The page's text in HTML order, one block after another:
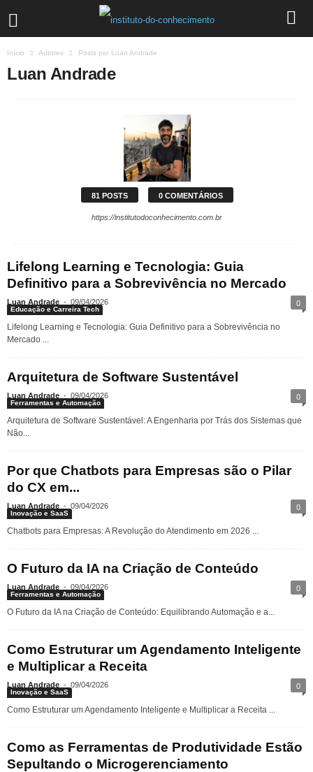
Início Autores Posts por Luan Andrade
Luan Andrade
81 POSTS 0 COMENTÁRIOS
https://institutodoconhecimento.com.br
Lifelong Learning e Tecnologia: Guia
Definitivo para a Sobrevivência no Mercado
Luan Andrade - 09/04/2026 0
Educação e Carreira Tech
Lifelong Learning e Tecnologia: Guia Definitivo para a Sobrevivência no
Mercado ...
Arquitetura de Software Sustentável
Luan Andrade - 09/04/2026 0
Ferramentas e Automação
Arquitetura de Software Sustentável: A Engenharia por Trás dos Sistemas que
Não...
Por que Chatbots para Empresas são o Pilar
do CX em...
Luan Andrade - 09/04/2026 0
Inovação e SaaS
Chatbots para Empresas: A Revolução do Atendimento em 2026 ...
O Futuro da IA na Criação de Conteúdo
Luan Andrade - 09/04/2026 0
Ferramentas e Automação
O Futuro da IA na Criação de Conteúdo: Equilibrando Automação e a...
Como Estruturar um Agendamento Inteligente
e Multiplicar a Receita
Luan Andrade - 09/04/2026 0
Inovação e SaaS
Como Estruturar um Agendamento Inteligente e Multiplicar a Receita ...
Como as Ferramentas de Produtividade Estão
Sepultando o Microgerenciamento